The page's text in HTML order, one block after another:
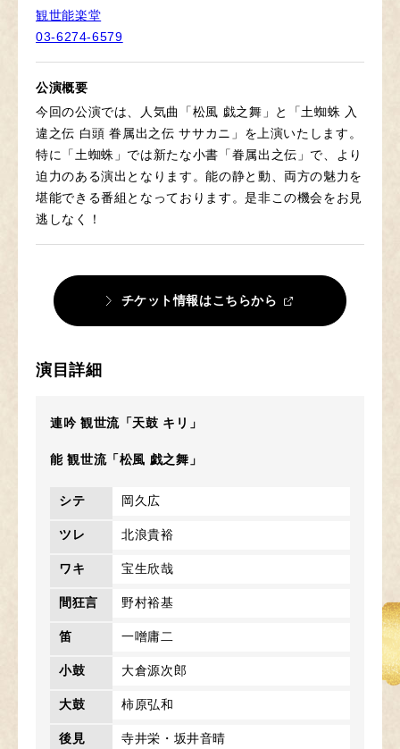
観世能楽堂
03-6274-6579
公演概要
今回の公演では、人気曲「松風 戯之舞」と「土蜘蛛 入
違之伝 白頭 眷属出之伝 ササカニ」を上演いたします。
特に「土蜘蛛」では新たな小書「眷属出之伝」で、より
迫力のある演出となります。能の静と動、両方の魅力を
堪能できる番組となっております。是非この機会をお見
逃しなく！
チケット情報はこちらから
演目詳細
連吟 観世流「天鼓 キリ」
能 観世流「松風 戯之舞」
シテ 岡久広
ツレ 北浪貴裕
ワキ 宝生欣哉
間狂言 野村裕基
笛 一噌庸二
小鼓 大倉源次郎
大鼓 柿原弘和
後見 寺井栄・坂井音晴